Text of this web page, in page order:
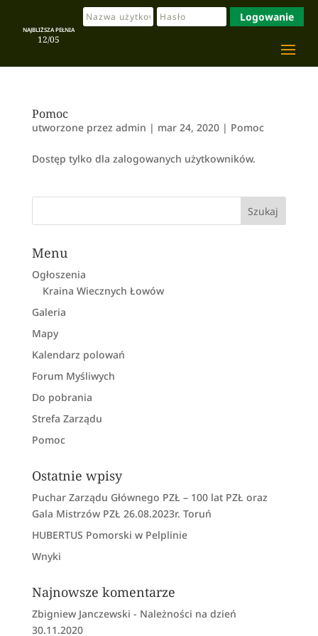
NAJBLIŻSZA PEŁNIA
12/05
Logowanie
Pomoc
utworzone przez admin | mar 24, 2020| Pomoc
Dostęp tylko dla zalogowanych użytkowników.
Menu
Ogłoszenia
Kraina Wiecznych Łowów
Galeria
Mapy
Kalendarz polowań
Forum Myśliwych
Do pobrania
Strefa Zarządu
Pomoc
Ostatnie wpisy
Puchar Zarządu Głównego PZŁ – 100 lat PZŁ oraz
Gala Mistrzów PZŁ 26.08.2023r. Toruń
HUBERTUS Pomorski w Pelplinie
Wnyki
Najnowsze komentarze
Zbigniew Janczewski - Należności na dzień
30.11.2020